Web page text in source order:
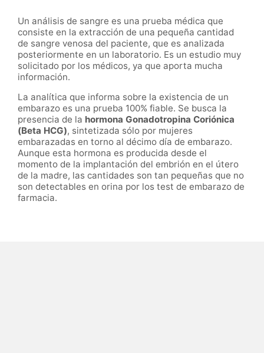
Un análisis de sangre es una prueba médica que
consiste en la extracción de una pequeña cantidad
de sangre venosa del paciente, que es analizada
posteriormente en un laboratorio. Es un estudio muy
solicitado por los médicos, ya que aporta mucha
información.
La analítica que informa sobre la existencia de un
embarazo es una prueba 100% fiable. Se busca la
presencia de la hormona Gonadotropina Coriónica
(Beta HCG), sintetizada sólo por mujeres
embarazadas en torno al décimo día de embarazo.
Aunque esta hormona es producida desde el
momento de la implantación del embrión en el útero
de la madre, las cantidades son tan pequeñas que no
son detectables en orina por los test de embarazo de
farmacia.